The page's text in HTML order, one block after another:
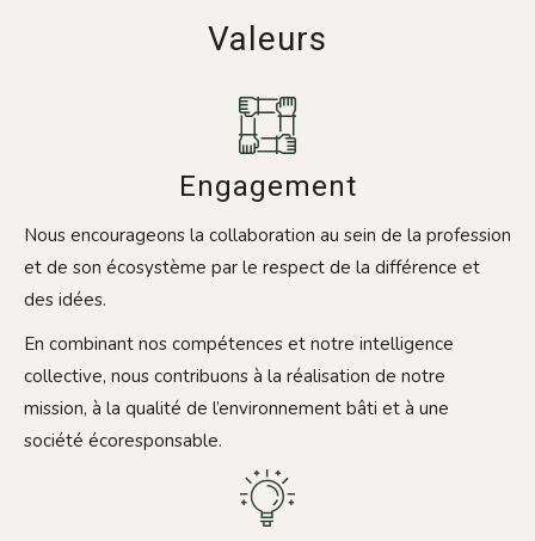
Valeurs
Engagement
Nous encourageons la collaboration au sein de la profession
et de son écosystème par le respect de la différence et
des idées.
En combinant nos compétences et notre intelligence
collective, nous contribuons à la réalisation de notre
mission, à la qualité de l’environnement bâti et à une
société écoresponsable.